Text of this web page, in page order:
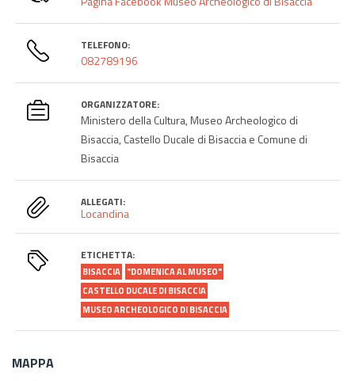
TELEFONO:
082789196
ORGANIZZATORE:
Ministero della Cultura, Museo Archeologico di
Bisaccia, Castello Ducale di Bisaccia e Comune di
Bisaccia
ALLEGATI:
Locandina
ETICHETTA:
BISACCIA "DOMENICA AL MUSEO"
CASTELLO DUCALE DI BISACCIA
MUSEO ARCHEOLOGICO DI BISACCIA
MAPPA